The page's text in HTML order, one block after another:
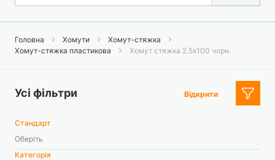
Головна Хомути
Хомут-стяжка
Хомут-стяжка пластикова
Хомут стяжка 2.5х100 чорн.
Усі фільтри Відкрити
Стандарт
Оберіть
Категорія